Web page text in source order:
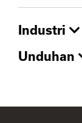
Industri
Unduhan